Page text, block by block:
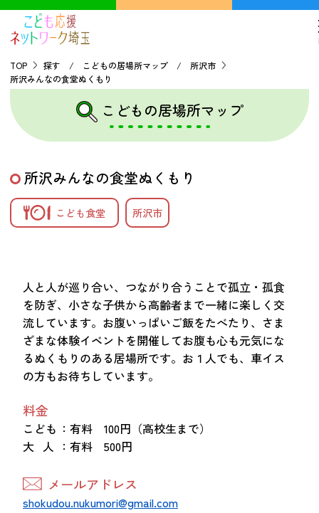
TOP
こどもの貧困について
探す
こどもの居場所マップ
バーチャルユースセンター
つながる・支援する
会員募集
会員紹介
お金を寄付する（埼玉県社会福祉協議会HP）
居場所づくりアドバイザー
資料・動画
TOP
探す / こどもの居場所マップ / 所沢市
所沢みんなの食堂ぬくもり
こどもの居場所マップ
所沢みんなの食堂ぬくもり
こども食堂 所沢市
人と人が巡り合い、つながり合うことで孤立・孤食
を防ぎ、小さな子供から高齢者まで一緒に楽しく交
流しています。お腹いっぱいご飯をたべたり、さま
ざまな体験イベントを開催してお腹も心も元気にな
るぬくもりのある居場所です。お１人でも、車イス
の方もお待ちしています。
料金
こども ：有料 100円（高校生まで）
大 人 ：有料 500円
メールアドレス
shokudou.nukumori@gmail.com